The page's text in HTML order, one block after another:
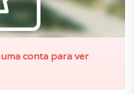
conta para ver